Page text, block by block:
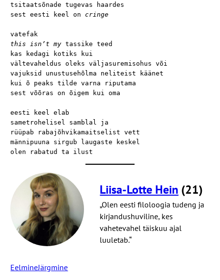
tsitaatsõnade tugevas haardes
sest eesti keel on cringe
this isn’t my tassike teed
kas kedagi kotiks kui
vältevaheldus oleks väljasuremisohus või
vajuksid unustusehõlma neliteist käänet
kui õ peaks tilde varna riputama
sest võõras on õigem kui oma
eesti keel elab
sametrohelisel samblal ja
rüüpab rabajõhvikamaitselist vett
männipuuna sirgub laugaste keskel
olen rabatud ta ilust
Liisa-Lotte Hein (21)
„Olen eesti filoloogia tudeng ja
kirjandushuviline, kes
vahetevahel täiskuu ajal
luuletab.“
EelmineJärgmine